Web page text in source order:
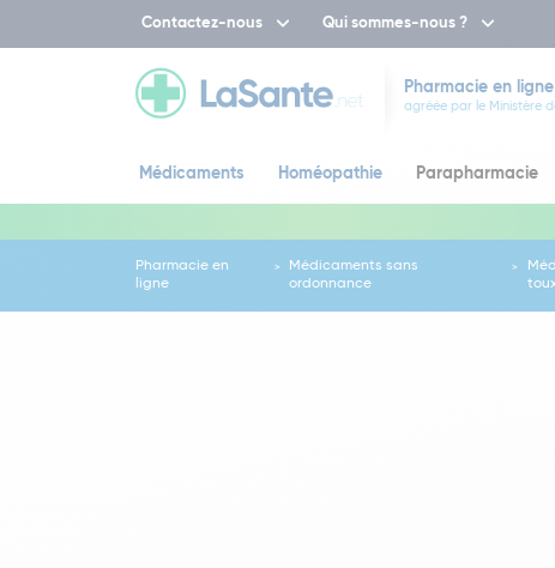
Contactez-nous Qui sommes-nous ?
Pharmacie en
agréée par le Ministère
Médicaments Homéopathie Parapharmacie
Pharmacie en
ligne
Médicaments sans
ordonnance